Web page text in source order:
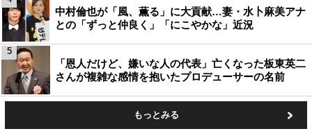
中村倫也が「風、薫る」に大貢献…妻・水卜麻美アナ
との「ずっと仲良く」「にこやかな」近況
「恩人だけど、嫌いな人の代表」亡くなった板東英二
さんが複雑な感情を抱いたプロデューサーの名前
5
もっとみる